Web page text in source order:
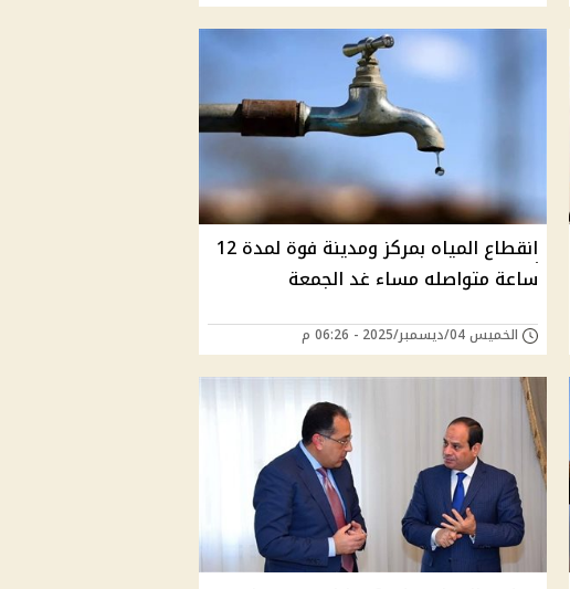
انقطاع المياه بمركز ومدينة فوة لمدة 12
ساعة متواصله مساء غد الجمعة
الخميس 04/ديسمبر/2025 - 06:26 م